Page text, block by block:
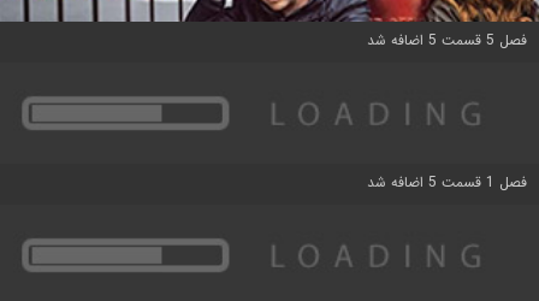
فصل 5 قسمت 5 اضافه شد
فصل 1 قسمت 5 اضافه شد